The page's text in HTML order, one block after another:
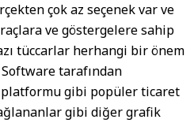
çok az seçenek var ve
ve göstergelere sahip
tüccarlar herhangi bir önem
tarafından
gibi popüler ticaret
gibi diğer grafik